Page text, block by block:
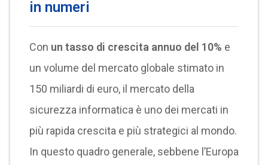
in numeri
Con un tasso di crescita annuo del 10% e
un volume del mercato globale stimato in
150 miliardi di euro, il mercato della
sicurezza informatica è uno dei mercati in
più rapida crescita e più strategici al mondo.
In questo quadro generale, sebbene l’Europa